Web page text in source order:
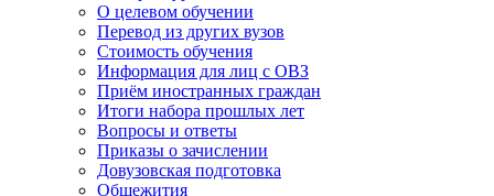
О целевом обучении
Перевод из других вузов
Стоимость обучения
Информация для лиц с ОВЗ
Приём иностранных граждан
Итоги набора прошлых лет
Вопросы и ответы
Приказы о зачислении
Довузовская подготовка
Общежития